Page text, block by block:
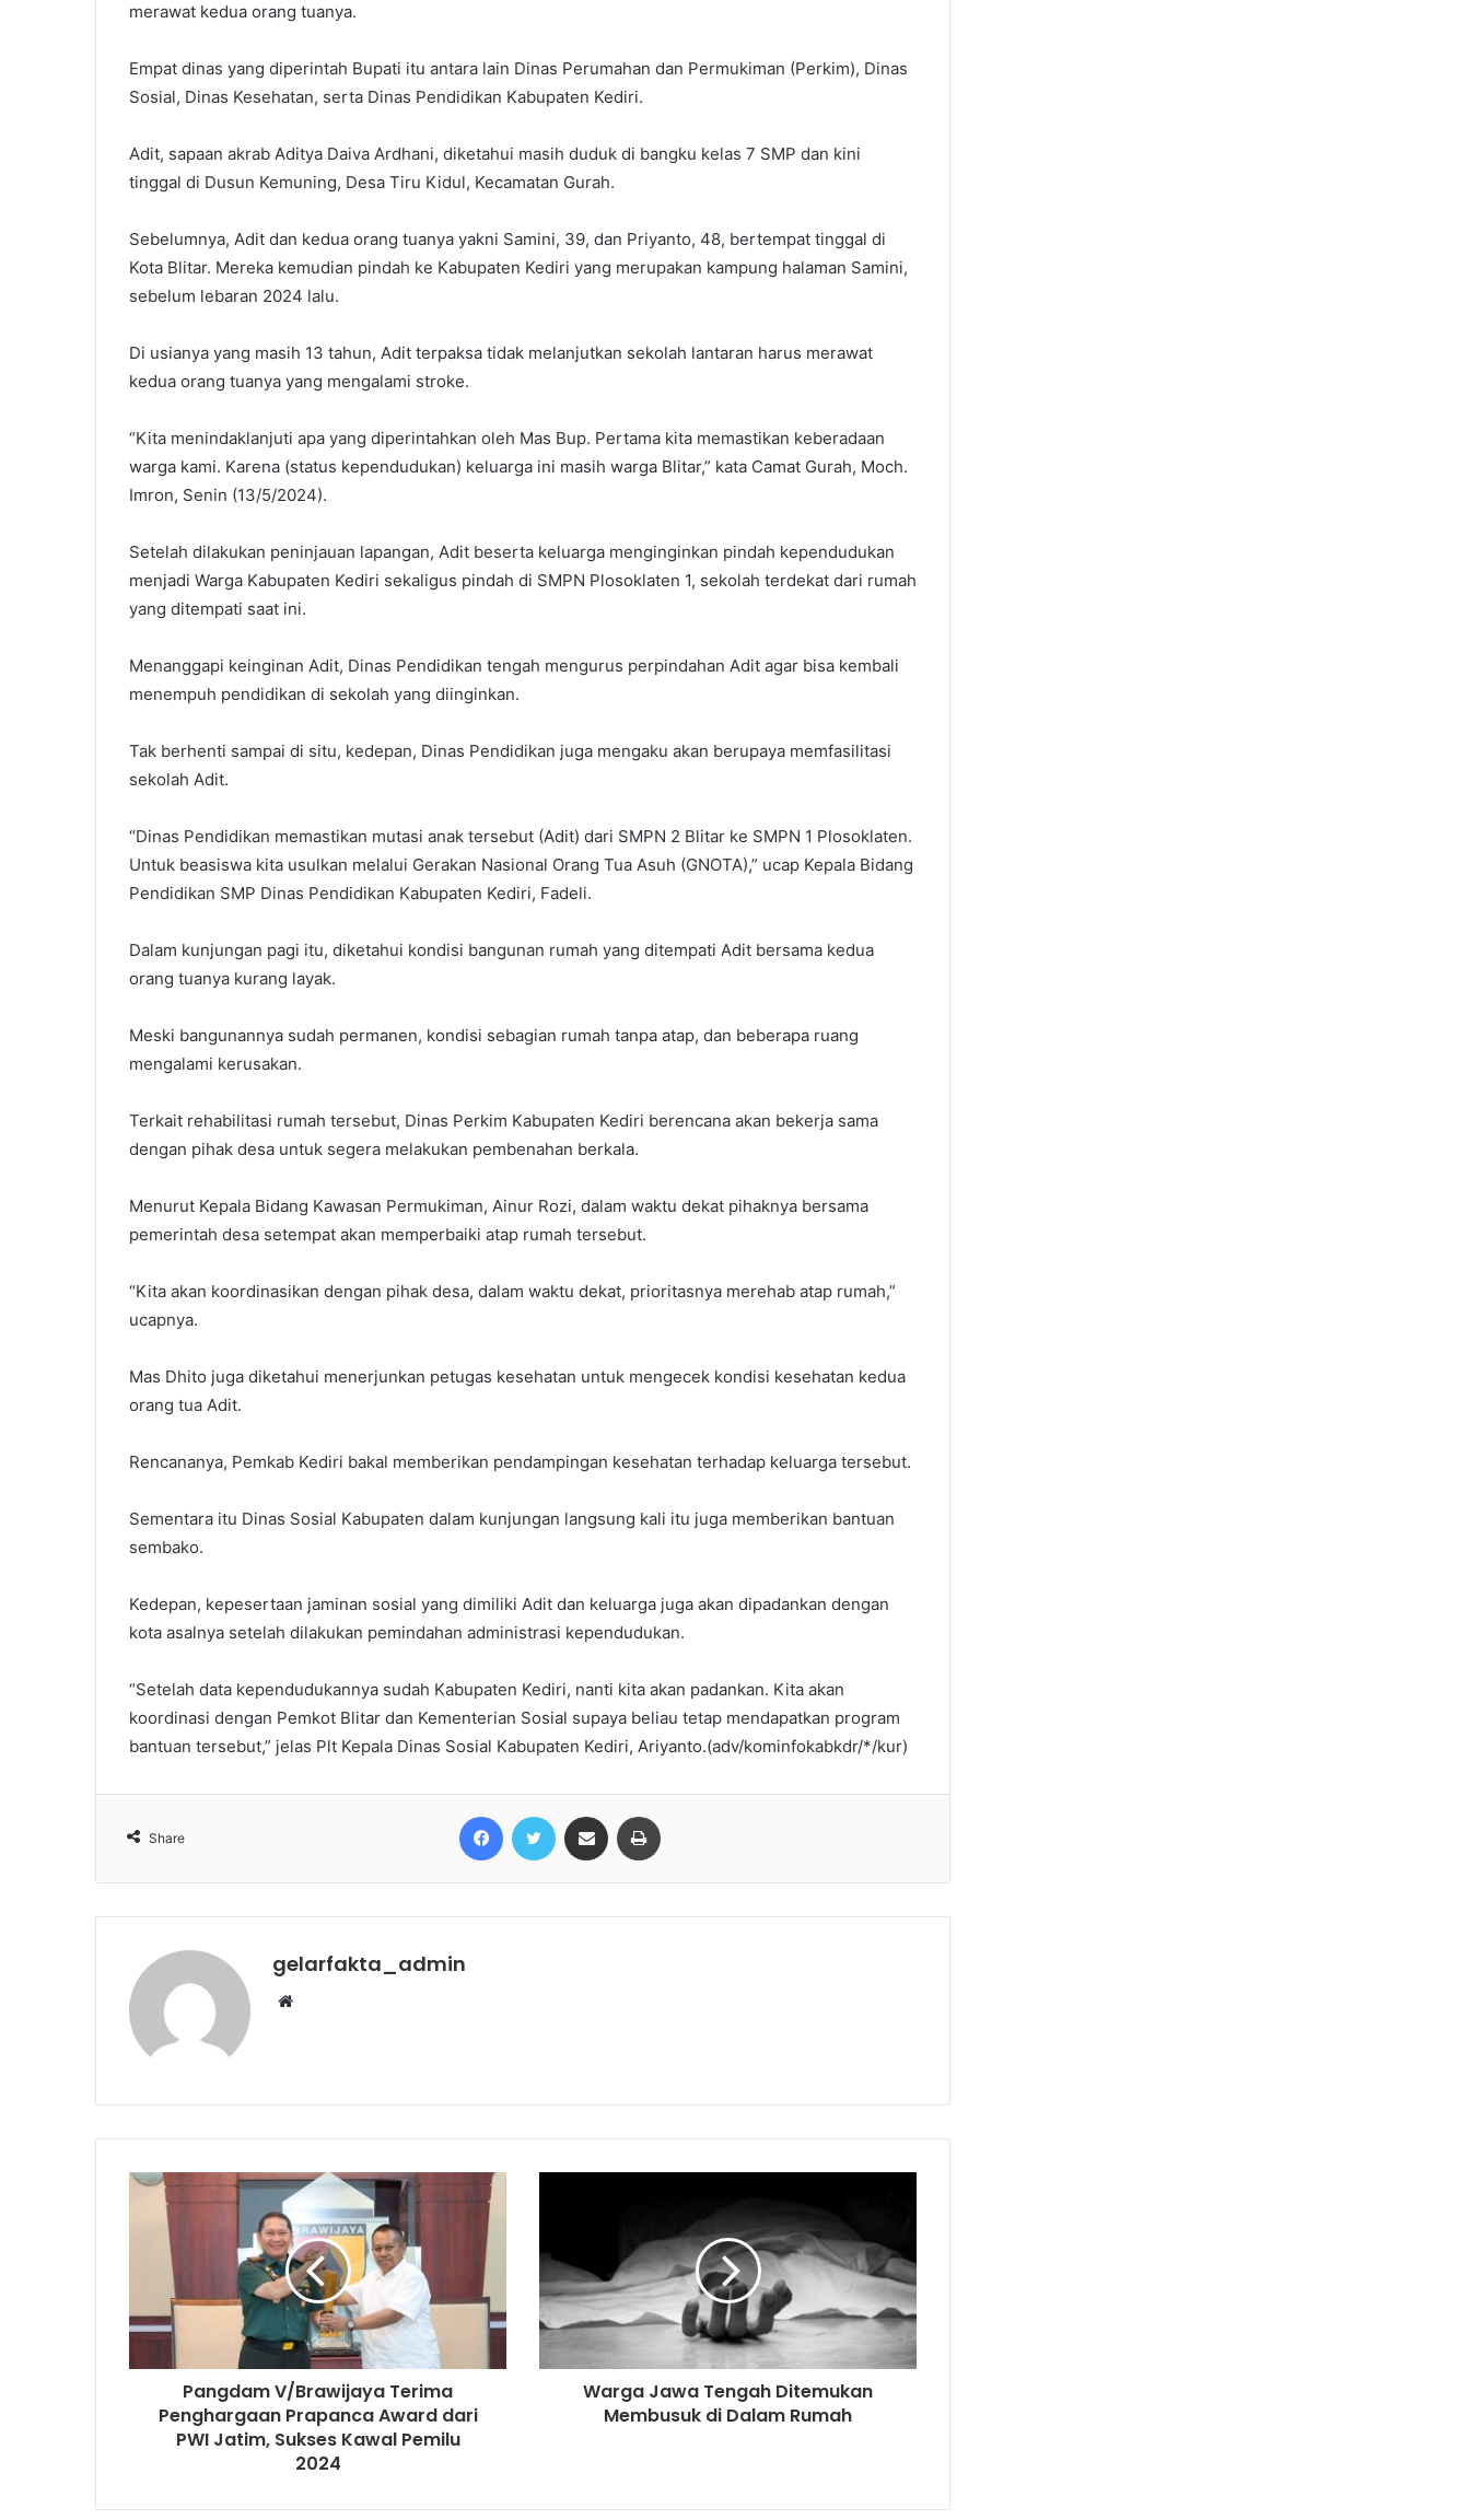
merawat kedua orang tuanya.
Empat dinas yang diperintah Bupati itu antara lain Dinas Perumahan dan Permukiman (Perkim), Dinas
Sosial, Dinas Kesehatan, serta Dinas Pendidikan Kabupaten Kediri.
Adit, sapaan akrab Aditya Daiva Ardhani, diketahui masih duduk di bangku kelas 7 SMP dan kini
tinggal di Dusun Kemuning, Desa Tiru Kidul, Kecamatan Gurah.
Sebelumnya, Adit dan kedua orang tuanya yakni Samini, 39, dan Priyanto, 48, bertempat tinggal di
Kota Blitar. Mereka kemudian pindah ke Kabupaten Kediri yang merupakan kampung halaman Samini,
sebelum lebaran 2024 lalu.
Di usianya yang masih 13 tahun, Adit terpaksa tidak melanjutkan sekolah lantaran harus merawat
kedua orang tuanya yang mengalami stroke.
“Kita menindaklanjuti apa yang diperintahkan oleh Mas Bup. Pertama kita memastikan keberadaan
warga kami. Karena (status kependudukan) keluarga ini masih warga Blitar,” kata Camat Gurah, Moch.
Imron, Senin (13/5/2024).
Setelah dilakukan peninjauan lapangan, Adit beserta keluarga menginginkan pindah kependudukan
menjadi Warga Kabupaten Kediri sekaligus pindah di SMPN Plosoklaten 1, sekolah terdekat dari rumah
yang ditempati saat ini.
Menanggapi keinginan Adit, Dinas Pendidikan tengah mengurus perpindahan Adit agar bisa kembali
menempuh pendidikan di sekolah yang diinginkan.
Tak berhenti sampai di situ, kedepan, Dinas Pendidikan juga mengaku akan berupaya memfasilitasi
sekolah Adit.
“Dinas Pendidikan memastikan mutasi anak tersebut (Adit) dari SMPN 2 Blitar ke SMPN 1 Plosoklaten.
Untuk beasiswa kita usulkan melalui Gerakan Nasional Orang Tua Asuh (GNOTA),” ucap Kepala Bidang
Pendidikan SMP Dinas Pendidikan Kabupaten Kediri, Fadeli.
Dalam kunjungan pagi itu, diketahui kondisi bangunan rumah yang ditempati Adit bersama kedua
orang tuanya kurang layak.
Meski bangunannya sudah permanen, kondisi sebagian rumah tanpa atap, dan beberapa ruang
mengalami kerusakan.
Terkait rehabilitasi rumah tersebut, Dinas Perkim Kabupaten Kediri berencana akan bekerja sama
dengan pihak desa untuk segera melakukan pembenahan berkala.
Menurut Kepala Bidang Kawasan Permukiman, Ainur Rozi, dalam waktu dekat pihaknya bersama
pemerintah desa setempat akan memperbaiki atap rumah tersebut.
“Kita akan koordinasikan dengan pihak desa, dalam waktu dekat, prioritasnya merehab atap rumah,”
ucapnya.
Mas Dhito juga diketahui menerjunkan petugas kesehatan untuk mengecek kondisi kesehatan kedua
orang tua Adit.
Rencananya, Pemkab Kediri bakal memberikan pendampingan kesehatan terhadap keluarga tersebut.
Sementara itu Dinas Sosial Kabupaten dalam kunjungan langsung kali itu juga memberikan bantuan
sembako.
Kedepan, kepesertaan jaminan sosial yang dimiliki Adit dan keluarga juga akan dipadankan dengan
kota asalnya setelah dilakukan pemindahan administrasi kependudukan.
“Setelah data kependudukannya sudah Kabupaten Kediri, nanti kita akan padankan. Kita akan
koordinasi dengan Pemkot Blitar dan Kementerian Sosial supaya beliau tetap mendapatkan program
bantuan tersebut,” jelas Plt Kepala Dinas Sosial Kabupaten Kediri, Ariyanto.(adv/kominfokabkdr/*/kur)
Share
FacebookTwitter Share via Email
gelarfakta_admin
Website
Pangdam V/Brawijaya Terima
Penghargaan Prapanca Award dari
PWI Jatim, Sukses Kawal Pemilu
2024
Warga Jawa Tengah Ditemukan
Membusuk di Dalam Rumah